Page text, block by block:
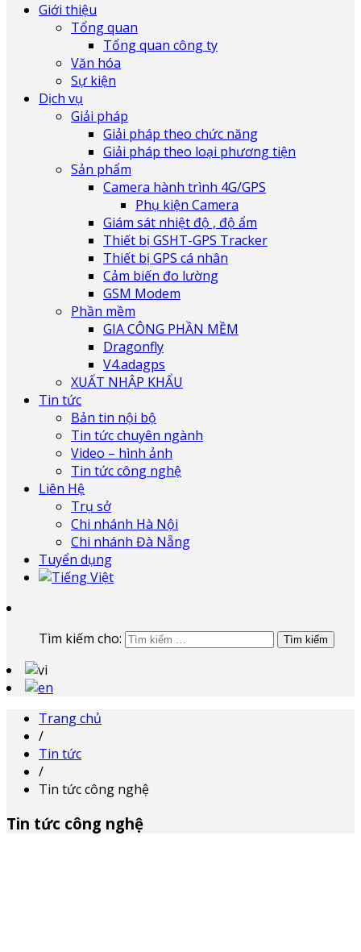
Giới thiệu
Tổng quan
Tổng quan công ty
Văn hóa
Sự kiện
Dịch vụ
Giải pháp
Giải pháp theo chức năng
Giải pháp theo loại phương tiện
Sản phẩm
Camera hành trình 4G/GPS
Phụ kiện Camera
Giám sát nhiệt độ , độ ẩm
Thiết bị GSHT-GPS Tracker
Thiết bị GPS cá nhân
Cảm biến đo lường
GSM Modem
Phần mềm
GIA CÔNG PHẦN MỀM
Dragonfly
V4.adagps
XUẤT NHẬP KHẨU
Tin tức
Bản tin nội bộ
Tin tức chuyên ngành
Video – hình ảnh
Tin tức công nghệ
Liên Hệ
Trụ sở
Chi nhánh Hà Nội
Chi nhánh Đà Nẵng
Tuyển dụng
Tìm kiếm cho:
Trang chủ
/
Tin tức
/
Tin tức công nghệ
Tin tức công nghệ